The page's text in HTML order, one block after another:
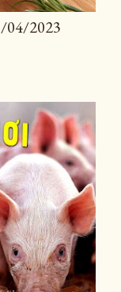
2023